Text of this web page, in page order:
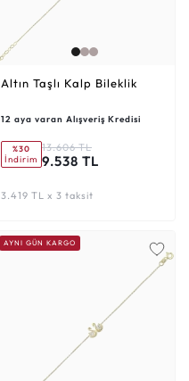
Altın Taşlı Kalp Bileklik
12 aya varan Alışveriş Kredisi
%30
İndirim
13.606 TL
9.538 TL
3.419 TL x 3 taksit
AYNI GÜN KARGO